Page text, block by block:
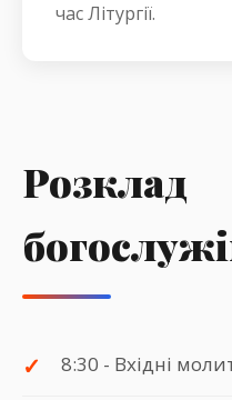
час Літургії.
Розклад
8:30 - Вхідні